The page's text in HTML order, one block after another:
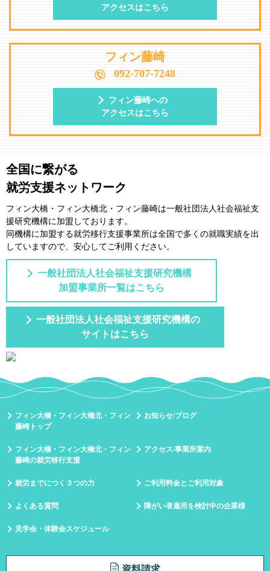
アクセスはこちら
フィン藤崎
092-707-7248
フィン藤崎への
アクセスはこちら
全国に繋がる
就労支援ネットワーク
フィン大橋・フィン大橋北・フィン藤崎は一般社団法⼈社会福祉⽀
援研究機構に加盟しております。
同機構に加盟する就労移⾏⽀援事業所は全国で多くの就職実績を出
していますので、安⼼してご利⽤ください。
一般社団法人社会福祉支援研究機構
加盟事業所一覧はこちら
一般社団法人社会福祉支援研究機構の
サイトはこちら
フィン大橋・フィン大橋北・フィン
藤崎トップ
お知らせ/ブログ
フィン大橋・フィン大橋北・フィン
藤崎の就労移行支援
アクセス/事業所案内
就労までにつく３つの力 ご利用料金とご利用対象
よくある質問 障がい者雇用を検討中の企業様
見学会・体験会スケジュール
資料請求